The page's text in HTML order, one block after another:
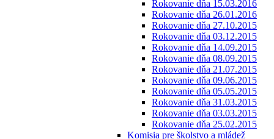
Rokovanie dňa 15.03.2016
Rokovanie dňa 26.01.2016
Rokovanie dňa 27.10.2015
Rokovanie dňa 03.12.2015
Rokovanie dňa 14.09.2015
Rokovanie dňa 08.09.2015
Rokovanie dňa 21.07.2015
Rokovanie dňa 09.06.2015
Rokovanie dňa 05.05.2015
Rokovanie dňa 31.03.2015
Rokovanie dňa 03.03.2015
Rokovanie dňa 25.02.2015
Komisia pre školstvo a mládež